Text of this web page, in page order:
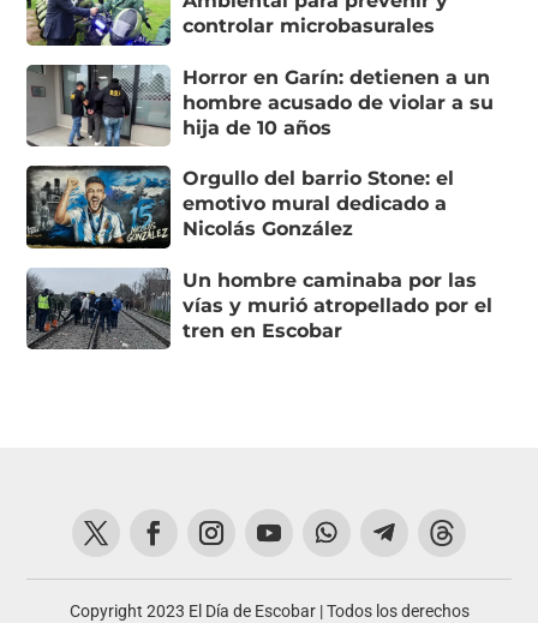
controlar microbasurales
Horror en Garín: detienen a un
hombre acusado de violar a su
hija de 10 años
Orgullo del barrio Stone: el
emotivo mural dedicado a
Nicolás González
Un hombre caminaba por las
vías y murió atropellado por el
tren en Escobar
Copyright 2023 El Día de Escobar | Todos los derechos